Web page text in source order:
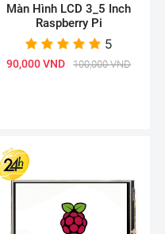
Màn Hình LCD 3_5 Inch
Raspberry Pi
5
90,000 VND 100,000 VND